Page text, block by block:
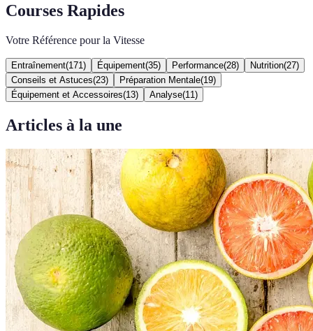
Courses Rapides
Votre Référence pour la Vitesse
Entraînement(171 ) Équipement(35) Performance(28) Nutrition(27)
Conseils et Astuces(23) Préparation Mentale(19)
Équipement et Accessoires(13) Analyse(11 )
Articles à la une